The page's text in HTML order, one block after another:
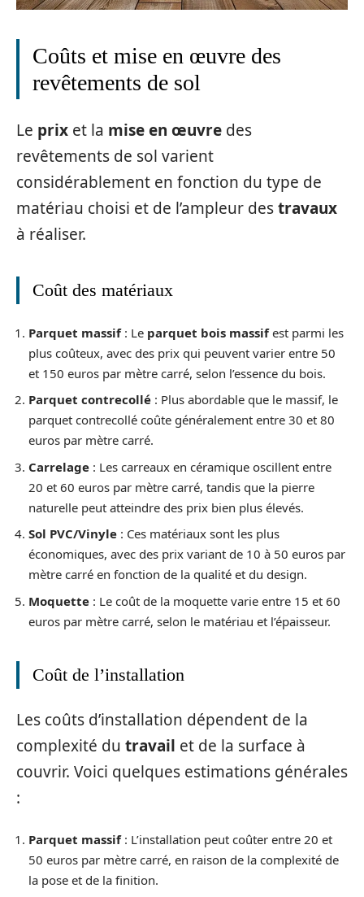
Coûts et mise en œuvre des
revêtements de sol
Le prix et la mise en œuvre des
revêtements de sol varient
considérablement en fonction du type de
matériau choisi et de l’ampleur destravaux
à réaliser.
Coût des matériaux
Parquet massif: Le parquet bois massifest parmi les
plus coûteux, avec des prix qui peuvent varier entre 50
et 150 euros par mètre carré, selon l’essence du bois.
Parquet contrecollé : Plus abordable que le massif, le
parquet contrecollé coûte généralement entre 30 et 80
euros par mètre carré.
Carrelage : Les carreaux en céramique oscillent entre
20 et 60 euros par mètre carré, tandis que la pierre
naturelle peut atteindre des prix bien plus élevés.
Sol PVC/Vinyle : Ces matériaux sont les plus
économiques, avec des prix variant de 10 à 50 euros par
mètre carré en fonction de la qualité et du design.
Moquette : Le coût de la moquette varie entre 15 et 60
euros par mètre carré, selon le matériau et l’épaisseur.
Coût de l’installation
Les coûts d’installation dépendent de la
complexité du travail et de la surface à
couvrir. Voici quelques estimations générales
:
Parquet massif: L’installation peut coûter entre 20 et
50 euros par mètre carré, en raison de la complexité de
la pose et de la finition.